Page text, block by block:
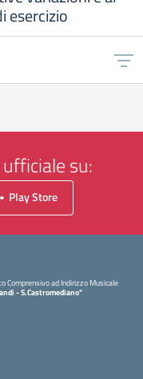
esercizio
su:
Play Store
Comprensivo ad Indirizzo Musicale
- S.Castromediano"